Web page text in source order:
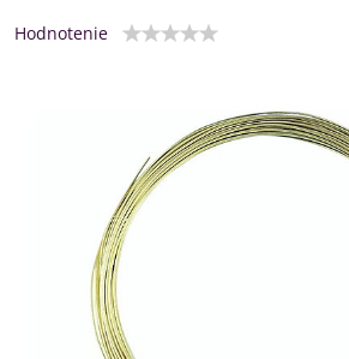
Hodnotenie